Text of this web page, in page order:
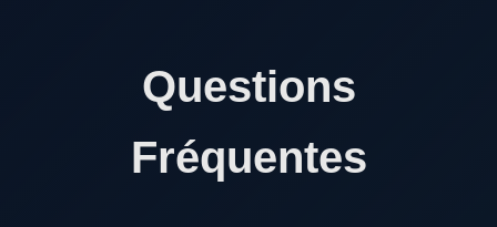
Questions
Fréquentes